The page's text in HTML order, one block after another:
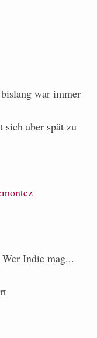
war immer
sich aber spät zu
Indie mag...